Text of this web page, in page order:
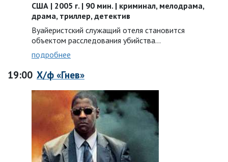
США | 2005 г. | 90 мин. | криминал, мелодрама,
драма, триллер, детектив
Вуайеристский служащий отеля становится
объектом расследования убийства…
подробнее
19:00 Х/ф «Гнев»